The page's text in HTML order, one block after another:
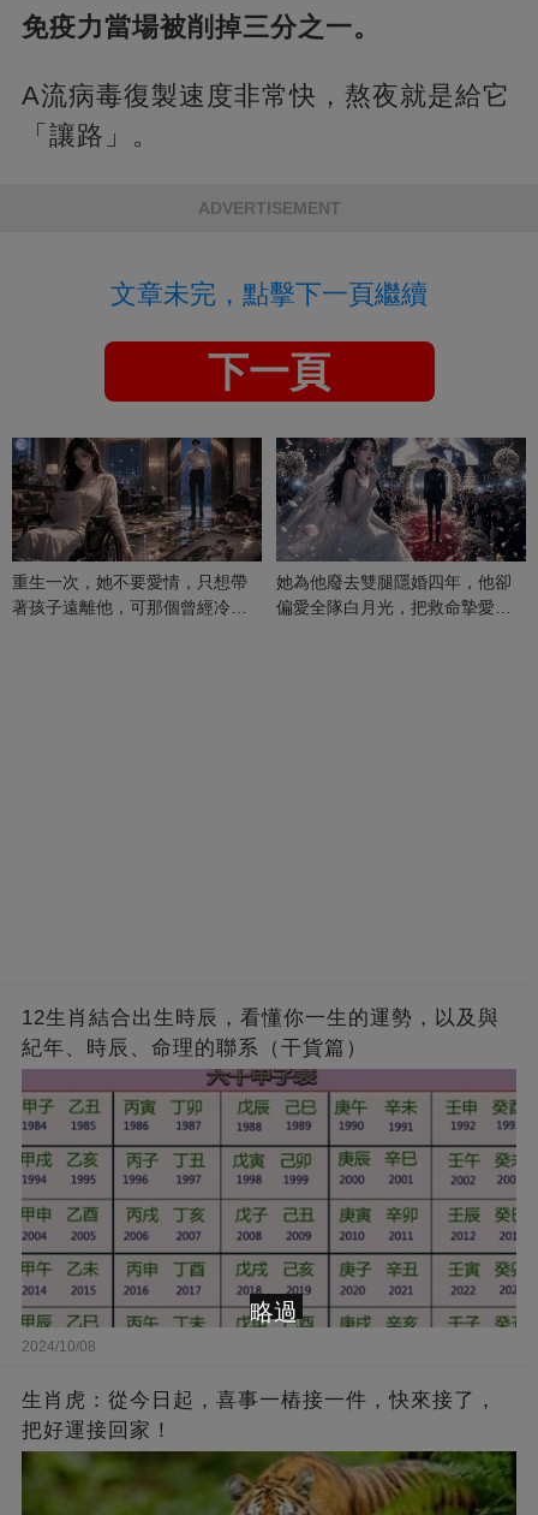
免疫力當場被削掉三分之一。
A流病毒復製速度非常快，熬夜就是給它
「讓路」。
ADVERTISEMENT
文章未完，點擊下一頁繼續
下一頁
重生一次，她不要愛情，只想帶
著孩子遠離他，可那個曾經冷漠
她為他廢去雙腿隱婚四年，他卻
偏愛全隊白月光，把救命摯愛當
12生肖結合出生時辰，看懂你一生的運勢，以及與
紀年、時辰、命理的聯系（干貨篇）
2024/10/08
生肖虎：從今日起，喜事一樁接一件，快來接了，
把好運接回家！
略過